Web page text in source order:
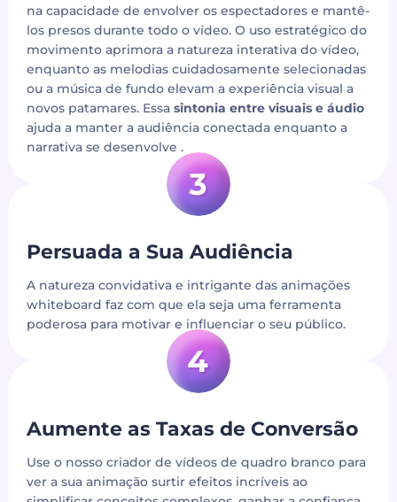
na capacidade de envolver os espectadores e mantê-
los presos durante todo o vídeo. O uso estratégico do
movimento aprimora a natureza interativa do vídeo,
enquanto as melodias cuidadosamente selecionadas
ou a música de fundo elevam a experiência visual a
novos patamares. Essa sintonia entre visuais e áudio
ajuda a manter a audiência conectada enquanto a
narrativa se desenvolve .
Persuada a Sua Audiência
A natureza convidativa e intrigante das animações
whiteboard faz com que ela seja uma ferramenta
poderosa para motivar e influenciar o seu público.
Aumente as Taxas de Conversão
Use o nosso criador de vídeos de quadro branco para
ver a sua animação surtir efeitos incríveis ao